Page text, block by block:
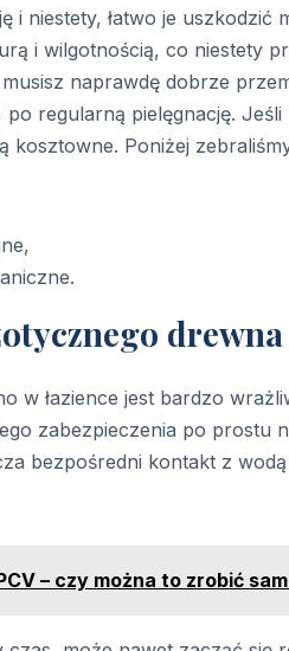
niestety, łatwo je uszkodzić
i wilgotnością, co niestety
musisz naprawdę dobrze
regularną pielęgnację.
Poniżej
w łazience jest bardzo
zabezpieczenia po prostu
bezpośredni kontakt z
– czy można to zrobić